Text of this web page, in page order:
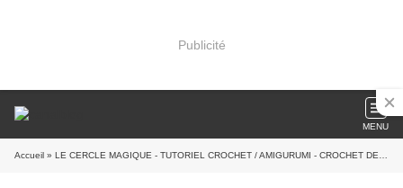
Publicité
MENU
Accueil » LE CERCLE MAGIQUE - TUTORIEL CROCHET / AMIGURUMI - CROCHET DEBUTANT FACILE